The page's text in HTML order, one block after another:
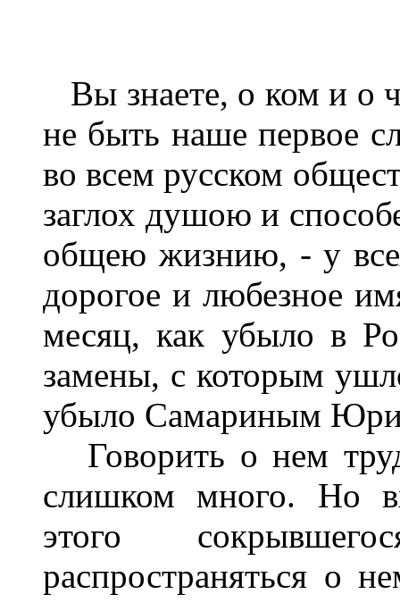
Вы знаете, о ком и о
не быть наше первое
во всем русском
заглох душою и
общею жизнию, - у
дорогое и любезное
месяц, как убыло в
замены, с которым
убыло Самариным
Говорить о нем
слишком много. Но
этого
распространяться о